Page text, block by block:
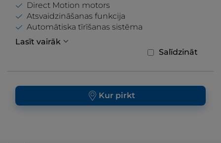
Direct Motion motors
Atsvaidzināšanas funkcija
Automātiska tīrīšanas sistēma
Lasīt vairāk
Salīdzināt
Kur pirkt